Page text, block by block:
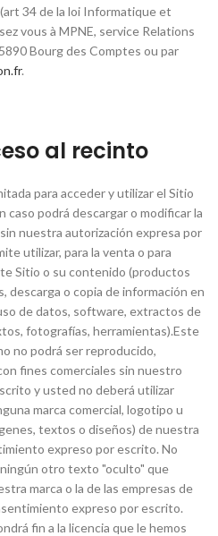
34 de la loi Informatique et
vous à MPNE, service Relations
Bourg des Comptes ou par
.
al recinto
para acceder y utilizar el Sitio
caso podrá descargar o modificar la
nuestra autorización expresa por
utilizar, para la venta o para
Sitio o su contenido (productos
descarga o copia de información en
de datos, software, extractos de
fotografías, herramientas).Este
no podrá ser reproducido,
fines comerciales sin nuestro
y usted no deberá utilizar
marca comercial, logotipo u
textos o diseños) de nuestra
expreso por escrito. No
otro texto "oculto" que
marca o la de las empresas de
expreso por escrito.
fin a la licencia que le hemos